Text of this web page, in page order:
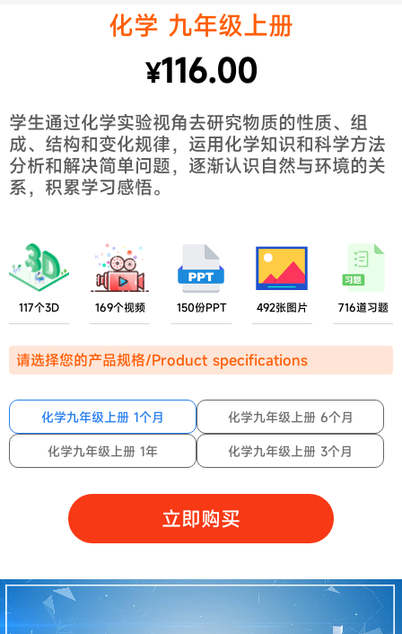
化学 九年级上册
¥116.00
学生通过化学实验视角去研究物质的性质、组
成、结构和变化规律，运用化学知识和科学方法
分析和解决简单问题，逐渐认识自然与环境的关
系，积累学习感悟。
117个3D 169个视频 150份PPT 492张图片 716道习题
请选择您的产品规格/Product specifications
化学九年级上册 1个月
化学九年级上册 6个月
化学九年级上册 1年
化学九年级上册 3个月
立即购买